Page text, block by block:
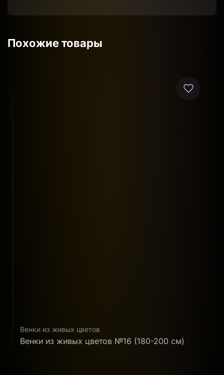
Похожие товары
Венки из живых цветов
Венки из живых цветов №16 (180-200 см)